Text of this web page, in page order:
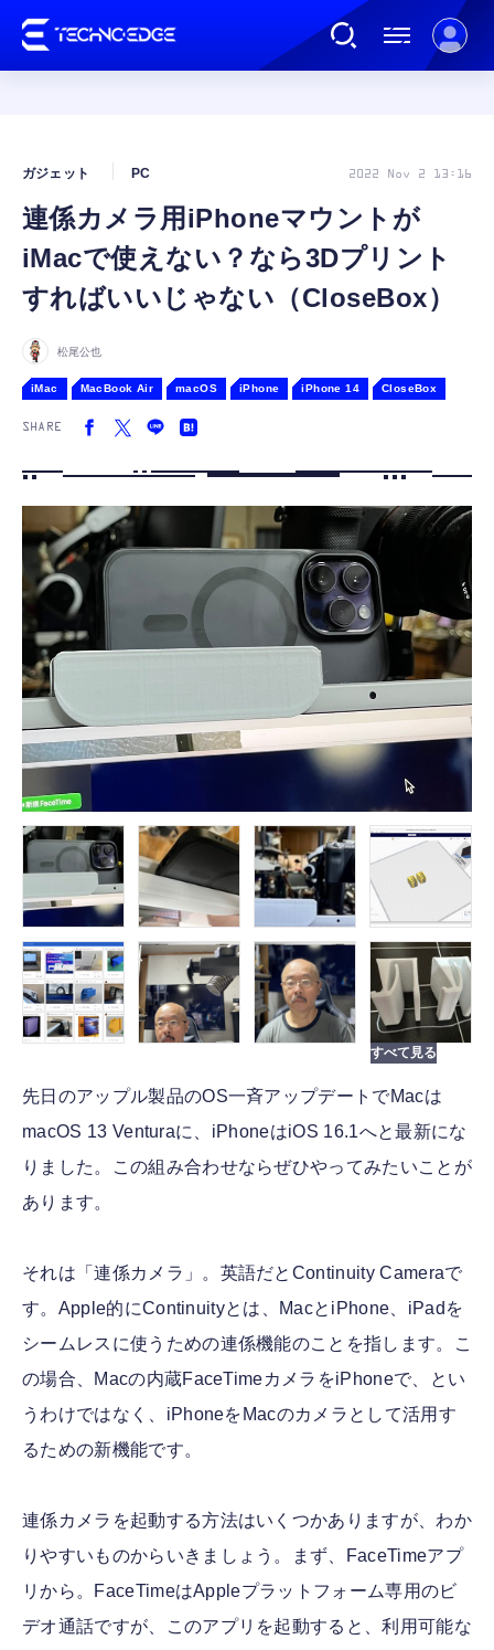
AI
ガジェット
カルチャー
FOLLOW US
連係カメラ用iPhoneマウントが
iMacで使えない？なら3Dプリント
すればいいじゃない（CloseBox）
ガジェット PC 2022 Nov 2 13:16
松尾公也
iMac MacBook Air macOS iPhone iPhone 14 CloseBox
SHARE
先日のアップル製品のOS一斉アップデートでMacは
macOS 13 Venturaに、iPhoneはiOS 16.1へと最新にな
りました。この組み合わせならぜひやってみたいことが
あります。
それは「連係カメラ」。英語だとContinuity Cameraで
す。Apple的にContinuityとは、MacとiPhone、iPadを
シームレスに使うための連係機能のことを指します。こ
の場合、Macの内蔵FaceTimeカメラをiPhoneで、とい
うわけではなく、iPhoneをMacのカメラとして活用す
るための新機能です。
連係カメラを起動する方法はいくつかありますが、わか
りやすいものからいきましょう。まず、FaceTimeアプ
リから。FaceTimeはAppleプラットフォーム専用のビ
デオ通話ですが、このアプリを起動すると、利用可能な